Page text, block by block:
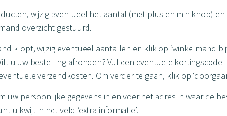
wijzig eventueel het aantal (met plus en min knop)
overzicht gestuurd.
klopt, wijzig eventueel aantallen en klik op ‘winkelmand
u uw bestelling afronden? Vul een eventuele
verzendkosten. Om verder te gaan, klik op
uw persoonlijke gegevens in en voer het adres in waar de
u kwijt in het veld ‘extra informatie’.